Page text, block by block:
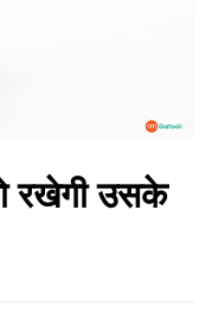
रखेगी उसके